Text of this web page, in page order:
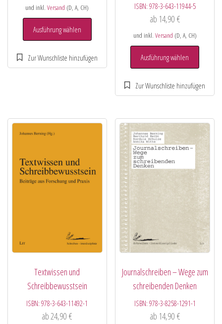
und inkl.Versand (D, A, CH)
Ausführung wählen
ISBN: 978-3-643-11944-5
ab 14,90 €
und inkl. Versand (D, A, CH)
Ausführung wählen
Textwissen und
Schreibbewusstsein
ISBN:978-3-643-11492-1
ab24,90€
Journalschreiben – Wege zum
schreibenden Denken
ISBN: 978-3-8258-1291-1
ab 14,90 €